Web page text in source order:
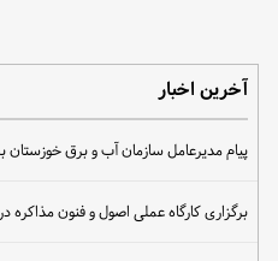
آخرین اخبار
پیام مدیرعامل سازمان آب و برق خوزستان به
برگزاری کارگاه عملی اصول و فنون مذاکره در نشست ۱۴۷ کافه